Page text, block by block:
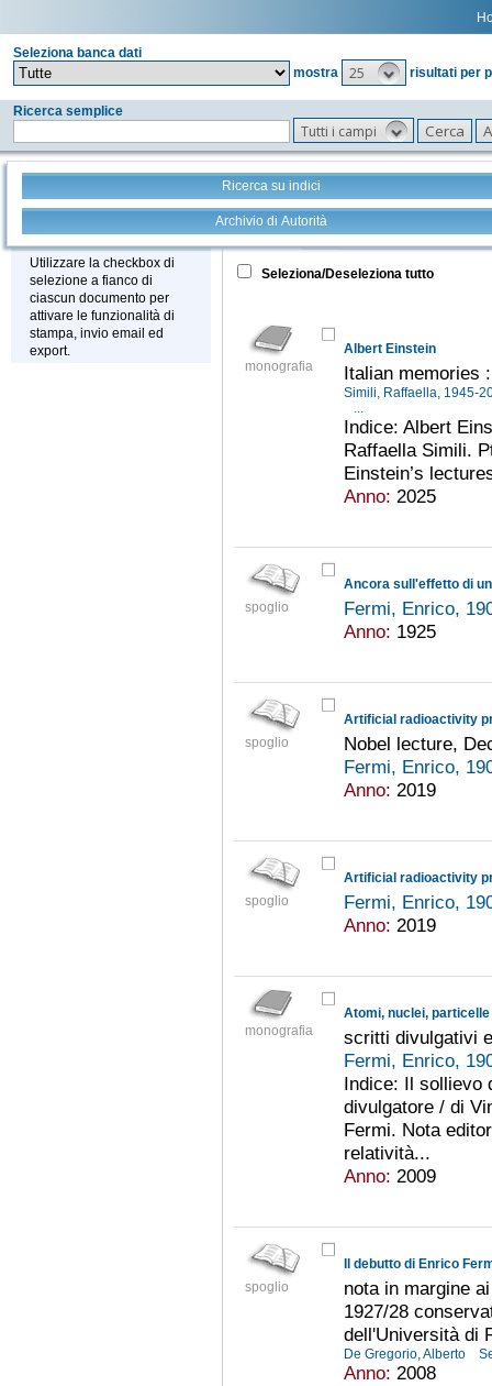
Seleziona banca dati
mostra
25 risultati per
Ricerca semplice
Tutti i campi
Ricerca su indici
Archivio di Autorità
Stampa - Email - Export
Utilizzare la checkbox di
selezione a fianco di
ciascun documento per
attivare le funzionalità di
stampa, invio email ed
export.
Tutto +
Seleziona/Deseleziona tutto
monografia
Albert Einstein
Italian memories
Simili, Raffaella, 1945-
...
Indice: Albert
Raffaella Simili.
Einstein’s
Anno: 2025
spoglio
Fermi, Enrico,
Anno: 1925
spoglio
Artificial radioactivity
Nobel lecture,
Fermi, Enrico,
Anno: 2019
spoglio
Artificial radioactivity
Fermi, Enrico,
Anno: 2019
monografia
Atomi, nuclei, particelle
scritti divulgativi
Fermi, Enrico,
Indice: Il sollievo
divulgatore / di
Fermi. Nota
relatività...
Anno: 2009
spoglio
Il debutto di Enrico
nota in margine
1927/28
dell'Università di
De Gregorio, Alberto
Anno: 2008